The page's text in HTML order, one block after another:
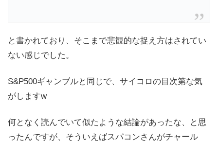
と書かれており、そこまで悲観的な捉え方はされてい
ない感じでした。
S&P500ギャンブルと同じで、サイコロの目次第な気
がしますw
何となく読んでいて似たような結論があったな、と思
ったんですが、そういえばスパコンさんがチャール